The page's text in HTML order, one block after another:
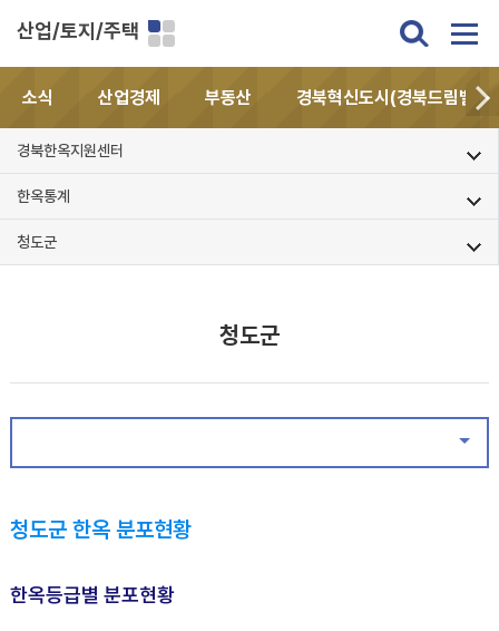
산업/토지/주택
소식 산업경제 부동산 경북혁신도시(경북드림밸리)
경북한옥지원센터
한옥통계
청도군
청도군
청도군 한옥 분포현황
한옥등급별 분포현황